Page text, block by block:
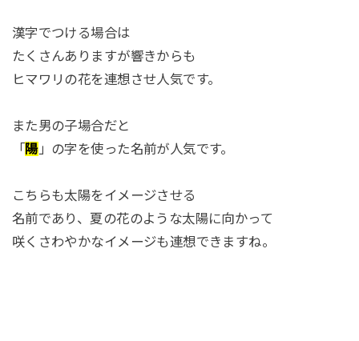
漢字でつける場合は
たくさんありますが響きからも
ヒマワリの花を連想させ人気です。
また男の子場合だと
「陽」の字を使った名前が人気です。
こちらも太陽をイメージさせる
名前であり、夏の花のような太陽に向かって
咲くさわやかなイメージも連想できますね。